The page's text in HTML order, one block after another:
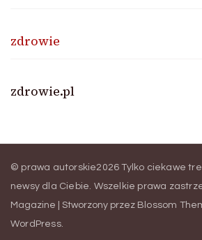
zdrowie
zdrowie.pl
© prawa autorskie2026Tylko ciekawe
newsy dla Ciebie . Wszelkie prawa
Magazine | Stworzony przez Blossom
WordPress.